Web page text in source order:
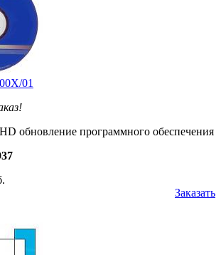
01
обновление программного обеспечения
Заказать